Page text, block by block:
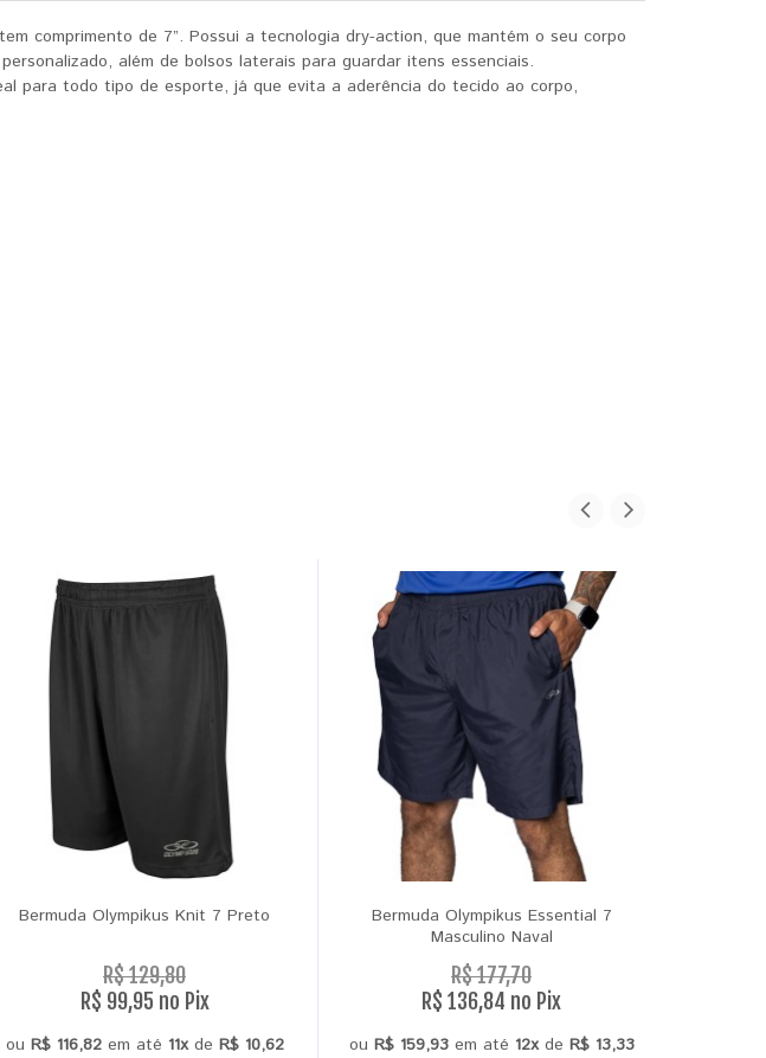
comprimento de 7”. Possui a tecnologia dry-action, que mantém o seu corpo
além de bolsos laterais para guardar itens essenciais.
para todo tipo de esporte, já que evita a aderência do tecido ao corpo,
Bermuda Olympikus Knit 7 Preto
R$ 129,80
R$ 99,95 no Pix
ou R$ 116,82em até 11xde R$ 10,62
Bermuda Olympikus Essential 7
Masculino Naval
R$ 177,70
R$ 136,84 no Pix
ou R$ 159,93em até 12xde R$ 13,33